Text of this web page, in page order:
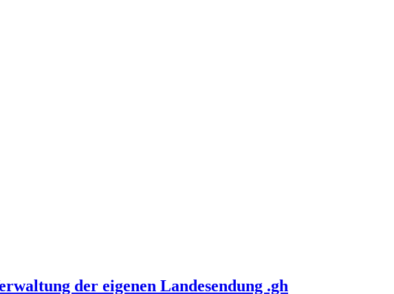
der eigenen Landesendung .gh